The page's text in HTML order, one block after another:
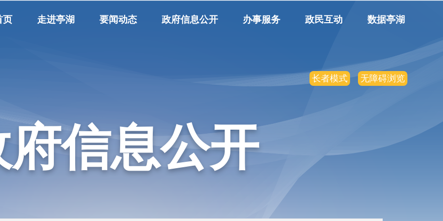
页 走进亭湖 要闻动态 政府信息公开 办事服务 政民互动 数据亭湖
长者模式 无障碍浏览
府信息公开